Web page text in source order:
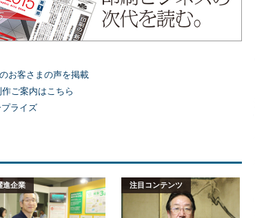
お客さまの声を掲載
ご案内はこちら
ライズ
進企業 注目コンテンツ